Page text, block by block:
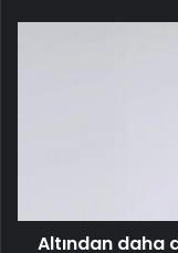
Altından daha